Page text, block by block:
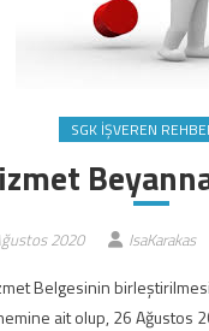
SGK İŞVEREN
2020 IsaKarakas
Belgesinin
ait olup, 26 Ağustos